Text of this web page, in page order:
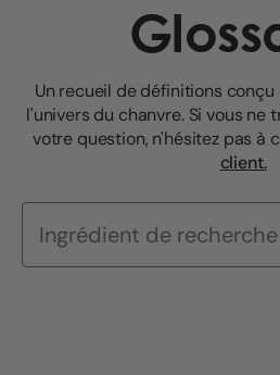
Un recueil de définitions
l'univers du chanvre. Si vous ne
votre question, n'hésitez pas à
client.